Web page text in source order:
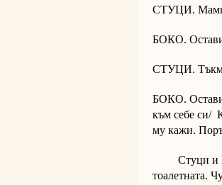
СТУЦИ.
БОКО. Остави
СТУЦИ.
БОКО. Остави
към себе си/
му кажи.
Стуци и
тоалетната.